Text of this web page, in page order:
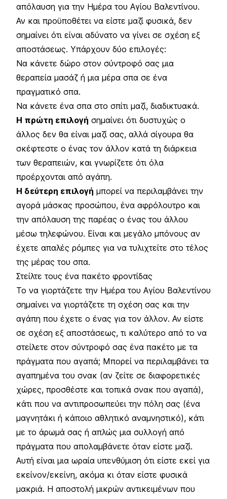
απόλαυση για την Ημέρα του Αγίου Βαλεντίνου.
Αν και προϋποθέτει να είστε μαζί φυσικά, δεν
σημαίνει ότι είναι αδύνατο να γίνει σε σχέση εξ
αποστάσεως. Υπάρχουν δύο επιλογές:
Να κάνετε δώρο στον σύντροφό σας μια
θεραπεία μασάζ ή μια μέρα σπα σε ένα
πραγματικό σπα.
Να κάνετε ένα σπα στο σπίτι μαζί, διαδικτυακά.
Η πρώτη επιλογή σημαίνει ότι δυστυχώς ο
άλλος δεν θα είναι μαζί σας, αλλά σίγουρα θα
σκέφτεστε ο ένας τον άλλον κατά τη διάρκεια
των θεραπειών, και γνωρίζετε ότι όλα
προέρχονται από αγάπη.
Η δεύτερη επιλογή μπορεί να περιλαμβάνει την
αγορά μάσκας προσώπου, ένα αφρόλουτρο και
την απόλαυση της παρέας ο ένας του άλλου
μέσω τηλεφώνου. Είναι και μεγάλο μπόνους αν
έχετε απαλές ρόμπες για να τυλιχτείτε στο τέλος
της μέρας του σπα.
Στείλτε τους ένα πακέτο φροντίδας
Το να γιορτάζετε την Ημέρα του Αγίου Βαλεντίνου
σημαίνει να γιορτάζετε τη σχέση σας και την
αγάπη που έχετε ο ένας για τον άλλον. Αν είστε
σε σχέση εξ αποστάσεως, τι καλύτερο από το να
στείλετε στον σύντροφό σας ένα πακέτο με τα
πράγματα που αγαπά; Μπορεί να περιλαμβάνει τα
αγαπημένα του σνακ (αν ζείτε σε διαφορετικές
χώρες, προσθέστε και τοπικά σνακ που αγαπά),
κάτι που να αντιπροσωπεύει την πόλη σας (ένα
μαγνητάκι ή κάποιο αθλητικό αναμνηστικό), κάτι
με το άρωμά σας ή απλώς μια συλλογή από
πράγματα που απολαμβάνετε όταν είστε μαζί.
Αυτή είναι μια ωραία υπενθύμιση ότι είστε εκεί για
εκείνον/εκείνη, ακόμα κι όταν είστε φυσικά
μακριά. Η αποστολή μικρών αντικειμένων που